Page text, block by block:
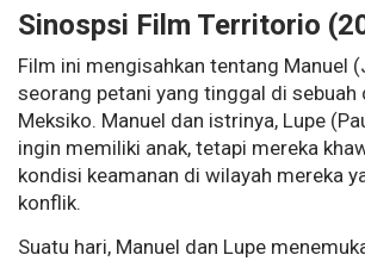
Sinospsi Film Territorio
Film ini mengisahkan tentang Manuel
seorang petani yang tinggal di sebuah
Meksiko. Manuel dan istrinya, Lupe
ingin memiliki anak, tetapi mereka
kondisi keamanan di wilayah mereka
konflik.
Suatu hari, Manuel dan Lupe